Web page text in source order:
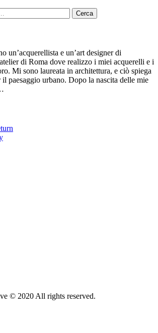
un’acquerellista e un’art designer di
di Roma dove realizzo i miei acquerelli e i
Mi sono laureata in architettura, e ciò spiega
il paesaggio urbano. Dopo la nascita delle mie
© 2020 All rights reserved.